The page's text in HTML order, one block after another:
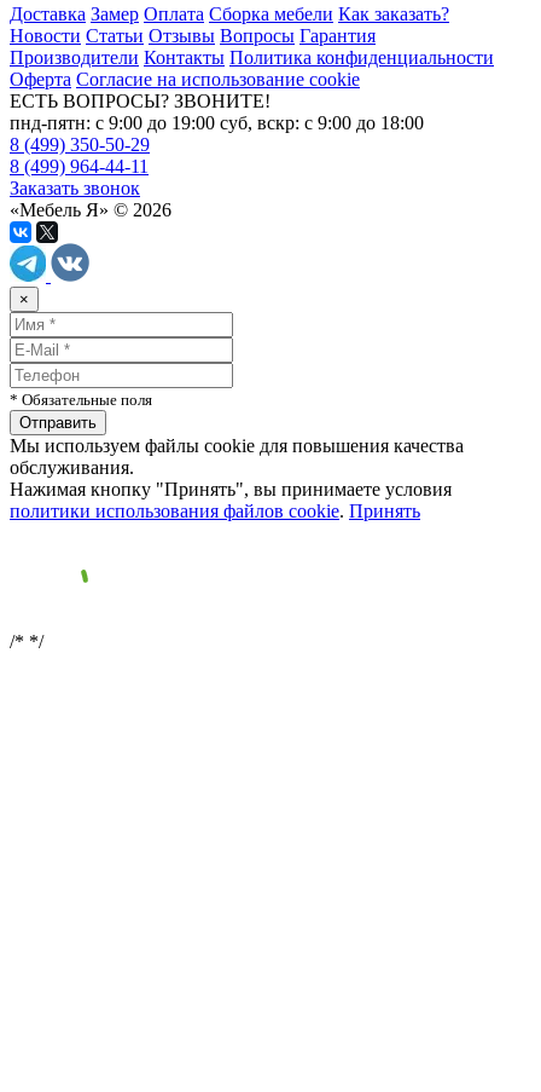
Доставка Замер Оплата Сборка мебели Как заказать?
Новости Статьи Отзывы Вопросы Гарантия
Производители Контакты Политика конфиденциальности
Оферта Согласие на использование cookie
ЕСТЬ ВОПРОСЫ? ЗВОНИТЕ!
пнд-пятн: с 9:00 до 19:00 суб, вскр: с 9:00 до 18:00
8 (499) 350-50-29
8 (499) 964-44-11
Заказать звонок
«Мебель Я» © 2026
×
* Обязательные поля
Мы используем файлы cookie для повышения качества
обслуживания.
Нажимая кнопку "Принять", вы принимаете условия
политики использования файлов cookie. Принять
/* */